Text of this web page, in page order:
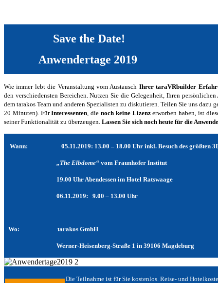
Save the Date!
Anwendertage 2019
Wie immer lebt die Veranstaltung vom Austausch Ihrer taraVRbuilder
den verschiedensten Bereichen. Nutzen Sie die Gelegenheit, Ihren
dem tarakos Team und anderen Spezialisten zu diskutieren. Teilen Sie uns dazu
20 Minuten). FürInteressenten , dienoch keine Lizenzerworben haben, ist
seiner Funktionalität zu überzeugen. Lassen Sie sich noch heute für die
Wann: 05.11.2019: 13.00 – 18.00 Uhr inkl. Besuch des größten
„The Elbdome“ vom Fraunhofer Institut
19.00 Uhr Abendessen im Hotel Ratswaage
06.11.2019: 9.00 – 13.00 Uhr
Wo: tarakos GmbH
Werner-Heisenberg-Straße 1 in 39106 Magdeburg
Die Teilnahme ist für Sie kostenlos. Reise- und